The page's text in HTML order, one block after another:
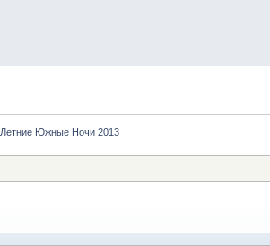
Летние Южные Ночи 2013